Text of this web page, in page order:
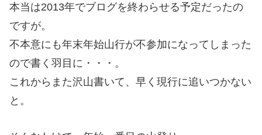
本当は2013年でブログを終わらせる予定だったの
ですが。
不本意にも年末年始山行が不参加になってしまった
ので書く羽目に・・・。
これからまた沢山書いて、早く現行に追いつかない
と。